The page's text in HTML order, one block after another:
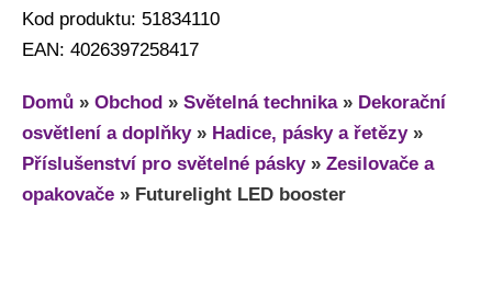
Kod produktu: 51834110
EAN: 4026397258417
Domů » Obchod » Světelná technika» Dekorační
osvětlení a doplňky» Hadice, pásky a řetězy»
Příslušenství pro světelné pásky» Zesilovače a
opakovače » Futurelight LED booster